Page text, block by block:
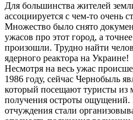
Для большинства жителей
ассоциируется с чем-то очень
Множество было снято
ужасов про этот город, а
произошли. Трудно найти
ядерного реактора на Украине!
Несмотря на весь ужас
1986 году, сейчас Чернобыль
который посещают туристы из
получения остроты
отчуждения стали